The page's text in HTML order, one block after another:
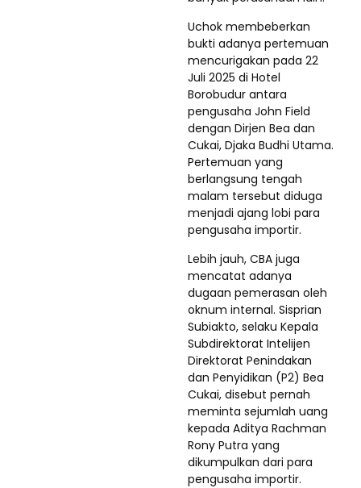
​Uchok membeberkan
bukti adanya pertemuan
mencurigakan pada 22
Juli 2025 di Hotel
Borobudur antara
pengusaha John Field
dengan Dirjen Bea dan
Cukai, Djaka Budhi Utama.
Pertemuan yang
berlangsung tengah
malam tersebut diduga
menjadi ajang lobi para
pengusaha importir.
​Lebih jauh, CBA juga
mencatat adanya
dugaan pemerasan oleh
oknum internal. Sisprian
Subiakto, selaku Kepala
Subdirektorat Intelijen
Direktorat Penindakan
dan Penyidikan (P2) Bea
Cukai, disebut pernah
meminta sejumlah uang
kepada Aditya Rachman
Rony Putra yang
dikumpulkan dari para
pengusaha importir.